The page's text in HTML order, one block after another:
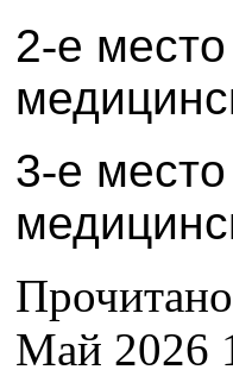
2‑е
3‑е
Прочитано
Май 2026